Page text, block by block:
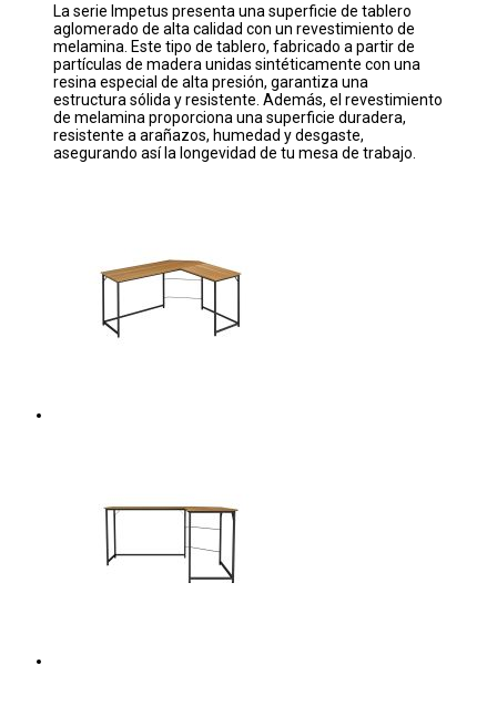
La serie Impetus presenta una superficie de tablero
aglomerado de alta calidad con un revestimiento de
melamina. Este tipo de tablero, fabricado a partir de
partículas de madera unidas sintéticamente con una
resina especial de alta presión, garantiza una
estructura sólida y resistente. Además, el revestimiento
de melamina proporciona una superficie duradera,
resistente a arañazos, humedad y desgaste,
asegurando así la longevidad de tu mesa de trabajo.